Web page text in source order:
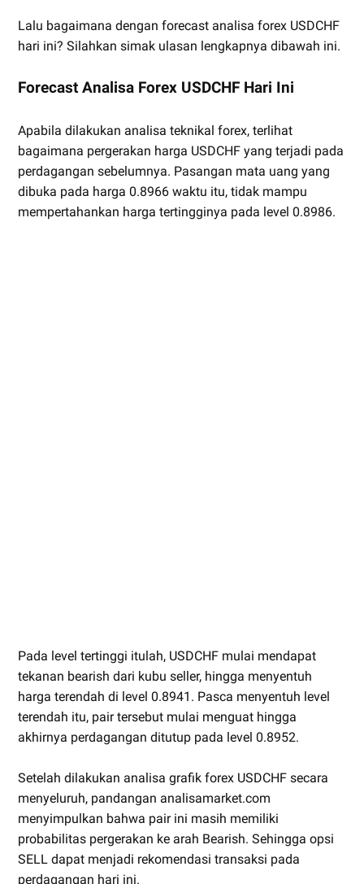
Lalu bagaimana dengan forecast analisa forex USDCHF
hari ini? Silahkan simak ulasan lengkapnya dibawah ini.
Forecast Analisa Forex USDCHF Hari Ini
Apabila dilakukan analisa teknikal forex, terlihat
bagaimana pergerakan harga USDCHF yang terjadi pada
perdagangan sebelumnya. Pasangan mata uang yang
dibuka pada harga 0.8966 waktu itu, tidak mampu
mempertahankan harga tertingginya pada level 0.8986.
Pada level tertinggi itulah, USDCHF mulai mendapat
tekanan bearish dari kubu seller, hingga menyentuh
harga terendah di level 0.8941. Pasca menyentuh level
terendah itu, pair tersebut mulai menguat hingga
akhirnya perdagangan ditutup pada level 0.8952.
Setelah dilakukan analisa grafik forex USDCHF secara
menyeluruh, pandangan analisamarket.com
menyimpulkan bahwa pair ini masih memiliki
probabilitas pergerakan ke arah Bearish. Sehingga opsi
SELL dapat menjadi rekomendasi transaksi pada
perdagangan hari ini.